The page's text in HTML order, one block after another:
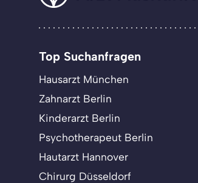
Top Suchanfragen
Hausarzt München
Zahnarzt Berlin
Kinderarzt Berlin
Psychotherapeut Berlin
Hautarzt Hannover
Chirurg Düsseldorf